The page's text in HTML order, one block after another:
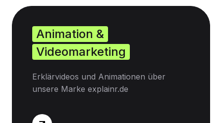
Animation &
Videomarketing
Erklärvideos und Animationen über
unsere Marke explainr.de